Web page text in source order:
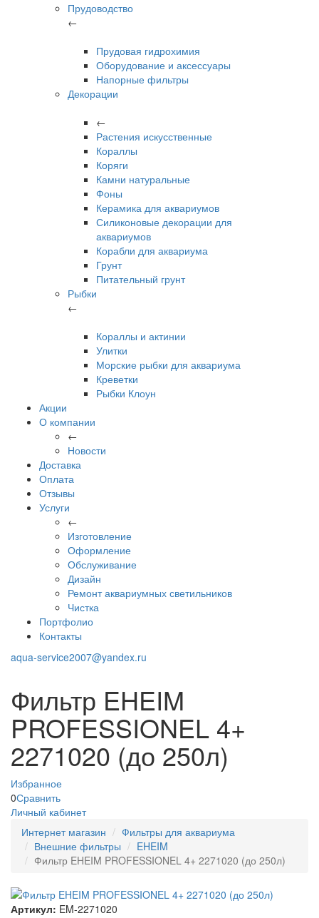
Прудоводство
←
Прудовая гидрохимия
Оборудование и аксессуары
Напорные фильтры
Декорации
←
Растения искусственные
Кораллы
Коряги
Камни натуральные
Фоны
Керамика для аквариумов
Силиконовые декорации для
аквариумов
Корабли для аквариума
Грунт
Питательный грунт
Рыбки
←
Кораллы и актинии
Улитки
Морские рыбки для аквариума
Креветки
Рыбки Клоун
Акции
О компании
←
Новости
Доставка
Оплата
Отзывы
Услуги
←
Изготовление
Оформление
Обслуживание
Дизайн
Ремонт аквариумных светильников
Чистка
Портфолио
Контакты
aqua-service2007@yandex.ru
Фильтр EHEIM
PROFESSIONEL 4+
2271020 (до 250л)
Избранное
0Сравнить
Личный кабинет
Интернет магазин
Фильтры для аквариума
Внешние фильтры
EHEIM
Фильтр EHEIM PROFESSIONEL 4+ 2271020 (до 250л)
Артикул: EM-2271020